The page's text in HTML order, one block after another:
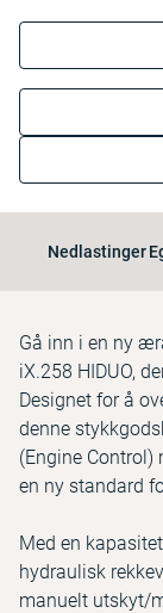
Nedlastinger
Gå inn i en ny
iX.258 HIDUO,
Designet for å
denne
(Engine Control)
en ny standard
Med en
hydraulisk
manuelt utskyt/